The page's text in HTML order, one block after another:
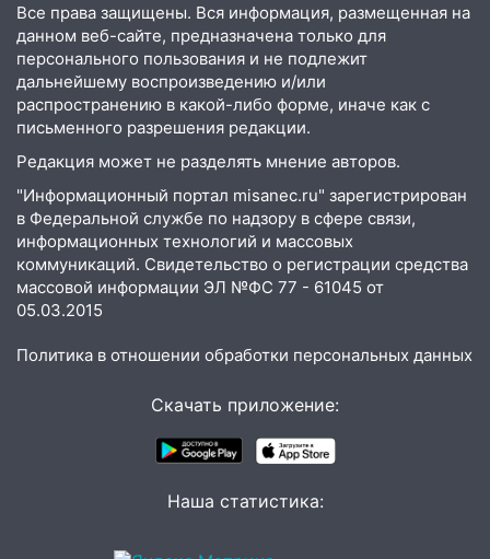
Все права защищены. Вся информация, размещенная на
данном веб-сайте, предназначена только для
персонального пользования и не подлежит
дальнейшему воспроизведению и/или
распространению в какой-либо форме, иначе как с
письменного разрешения редакции.
Редакция может не разделять мнение авторов.
"Информационный портал misanec.ru" зарегистрирован
в Федеральной службе по надзору в сфере связи,
информационных технологий и массовых
коммуникаций. Свидетельство о регистрации средства
массовой информации ЭЛ №ФС 77 - 61045 от
05.03.2015
Политика в отношении обработки персональных данных
Скачать приложение:
Наша статистика: